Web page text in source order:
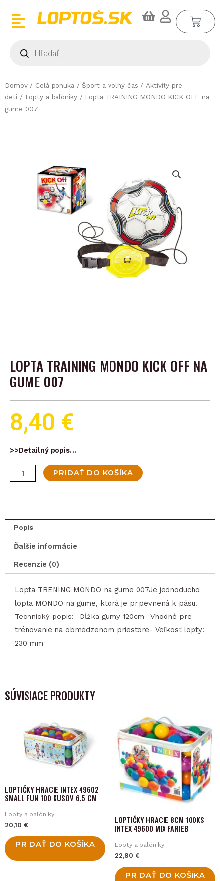
Domov / Celá ponuka / Šport a volný čas / Aktivity pre
deti / Lopty a balóniky / Lopta TRAINING MONDO KICK OFF na
gume 007
LOPTA TRAINING MONDO KICK OFF NA
GUME 007
8,40 €
>>Detailný popis…
množstvo
Lopta
KICK
na
gume
007
PRIDAŤ DO KOŠÍKA
Popis
Ďalšie informácie
Recenzie (0)
Lopta TRENING MONDO na gume 007Je jednoducho
lopta MONDO na gume, ktorá je pripevnená k pásu.
Technický popis:- Dĺžka gumy 120cm- Vhodné pre
trénovanie na obmedzenom priestore- Veľkosť lopty:
230 mm
SÚVISIACE PRODUKTY
LOPTIČKY HRACIE INTEX 49602
SMALL FUN 100 KUSOV 6,5 CM
Lopty a balóniky
20,10 €
PRIDAŤ DO KOŠÍKA
LOPTIČKY HRACIE 8CM 100KS
INTEX 49600 MIX FARIEB
Lopty a balóniky
22,80 €
PRIDAŤ DO KOŠÍKA